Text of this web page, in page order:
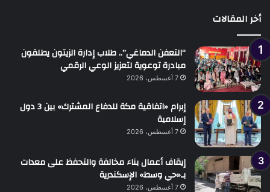
أخر المقالات
“التعفن الدماغي”.. طلاب إدارة الزيتون يطلقون
مبادرة توعوية لتعزيز الوعي الرقمي
7 أغسطس، 2026
إبرام «اتفاقية مكة للدفاع المشترك» بين 3 دول
إسلامية
7 أغسطس، 2026
إيقاف أعمال بناء مخالفة والتحفظ على معدات
بـ«حي وسط» الإسكندرية
7 أغسطس، 2026